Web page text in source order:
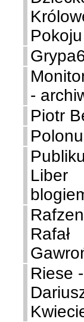
Pokoju
-
Piotr
Liber
Rafał
Riese -